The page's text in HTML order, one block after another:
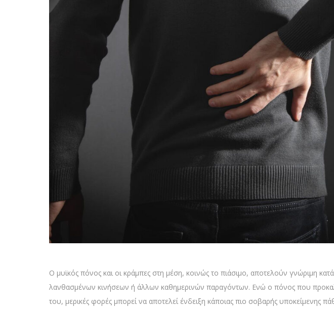
Ο μυϊκός πόνος και οι κράμπες στη μέση, κοινώς το πιάσιμο, αποτελούν γνώριμη
λανθασμένων κινήσεων ή άλλων καθημερινών παραγόντων. Ενώ ο πόνος που
του, μερικές φορές μπορεί να αποτελεί ένδειξη κάποιας πιο σοβαρής